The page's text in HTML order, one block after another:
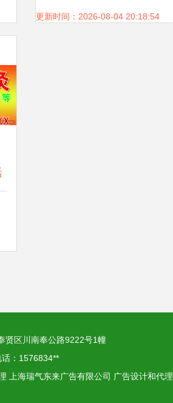
更新时间：2026-08-04 20:18:54
贤区川南奉公路9222号1幢
话：1576834**
上海瑞气东来广告有限公司 广告设计和代理